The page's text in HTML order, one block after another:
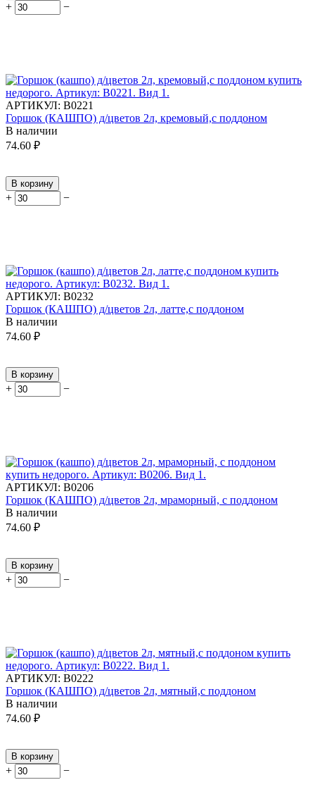
+ −
АРТИКУЛ: В0221
Горшок (КАШПО) д/цветов 2л, кремовый,с поддоном
В наличии
74.60 ₽
В корзину
+ −
АРТИКУЛ: В0232
Горшок (КАШПО) д/цветов 2л, латте,с поддоном
В наличии
74.60 ₽
В корзину
+ −
АРТИКУЛ: В0206
Горшок (КАШПО) д/цветов 2л, мраморный, с поддоном
В наличии
74.60 ₽
В корзину
+ −
АРТИКУЛ: В0222
Горшок (КАШПО) д/цветов 2л, мятный,с поддоном
В наличии
74.60 ₽
В корзину
+ −